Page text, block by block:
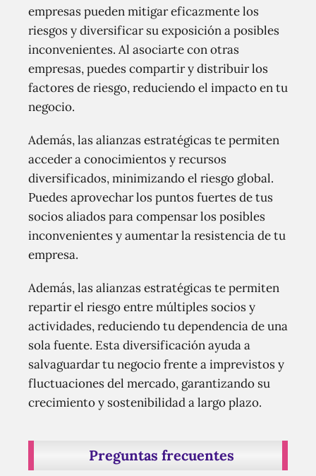
empresas pueden mitigar eficazmente los
riesgos y diversificar su exposición a posibles
inconvenientes. Al asociarte con otras
empresas, puedes compartir y distribuir los
factores de riesgo, reduciendo el impacto en tu
negocio.
Además, las alianzas estratégicas te permiten
acceder a conocimientos y recursos
diversificados, minimizando el riesgo global.
Puedes aprovechar los puntos fuertes de tus
socios aliados para compensar los posibles
inconvenientes y aumentar la resistencia de tu
empresa.
Además, las alianzas estratégicas te permiten
repartir el riesgo entre múltiples socios y
actividades, reduciendo tu dependencia de una
sola fuente. Esta diversificación ayuda a
salvaguardar tu negocio frente a imprevistos y
fluctuaciones del mercado, garantizando su
crecimiento y sostenibilidad a largo plazo.
Preguntas frecuentes